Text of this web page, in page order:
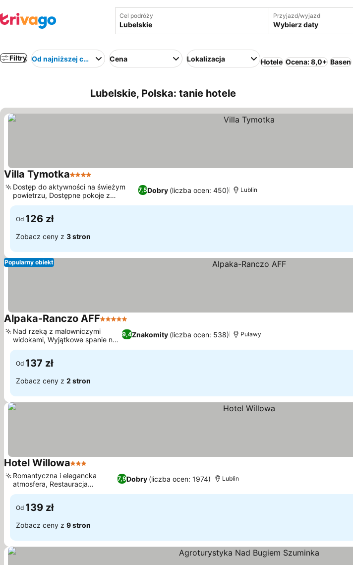
Cel podróży Przyjazd/wyjazd
Wybierz daty
Filtry Od najniższej ceny Cena Lokalizacja Hotele Ocena: 8,0+ Basen
Lubelskie, Polska: tanie hotele
Villa Tymotka4 Kategoria
7,5Dobry (liczba ocen: 450)
Dostęp do aktywności na świeżym
powietrzu, Dostępne pokoje z
balkonem
Lublin
Od 126 zł
Zobacz ceny z 3 stron
Popularny obiekt
Alpaka-Ranczo AFF5 Kategoria
9,4Znakomity (liczba ocen: 538)
Nad rzeką z malowniczymi
widokami, Wyjątkowe spanie na
sianie
Puławy
Od 137 zł
Zobacz ceny z 2 stron
Hotel Willowa3 Kategoria
7,9Dobry (liczba ocen: 1974)
Romantyczna i elegancka
atmosfera, Restauracja
Botanico
Lublin
Od 139 zł
Zobacz ceny z 9 stron